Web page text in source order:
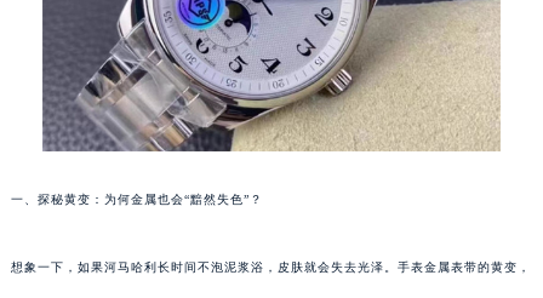
一、探秘黄变：为何金属也会“黯然失色”？
想象一下，如果河马哈利长时间不泡泥浆浴，皮肤就会失去光泽。手表金属表带的黄变，